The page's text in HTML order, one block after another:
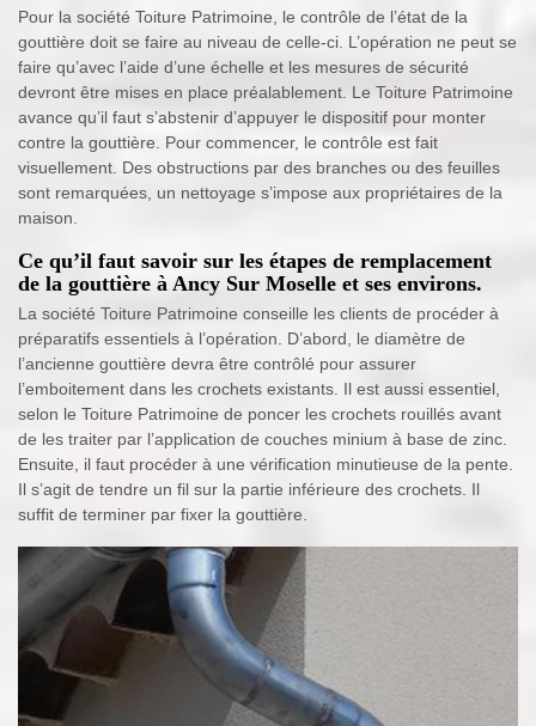
Pour la société Toiture Patrimoine, le contrôle de l’état de la
gouttière doit se faire au niveau de celle-ci. L’opération ne peut se
faire qu’avec l’aide d’une échelle et les mesures de sécurité
devront être mises en place préalablement. Le Toiture Patrimoine
avance qu’il faut s’abstenir d’appuyer le dispositif pour monter
contre la gouttière. Pour commencer, le contrôle est fait
visuellement. Des obstructions par des branches ou des feuilles
sont remarquées, un nettoyage s’impose aux propriétaires de la
maison.
Ce qu’il faut savoir sur les étapes de remplacement
de la gouttière à Ancy Sur Moselle et ses environs.
La société Toiture Patrimoine conseille les clients de procéder à
préparatifs essentiels à l’opération. D’abord, le diamètre de
l’ancienne gouttière devra être contrôlé pour assurer
l’emboitement dans les crochets existants. Il est aussi essentiel,
selon le Toiture Patrimoine de poncer les crochets rouillés avant
de les traiter par l’application de couches minium à base de zinc.
Ensuite, il faut procéder à une vérification minutieuse de la pente.
Il s’agit de tendre un fil sur la partie inférieure des crochets. Il
suffit de terminer par fixer la gouttière.